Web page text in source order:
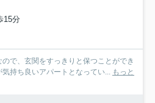
15分
で、玄関をすっきりと保つことができ
持ち良いアパートとなってい... もっと